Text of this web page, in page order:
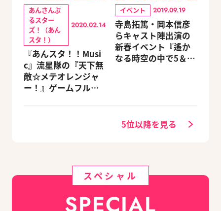
あんさんぶ
るスター
ズ！（あん
スタ！）
2020.02.14
『あんスタ！！Musi
c』流星隊の『天下無
敵☆メテオレンジャ
ー！』ゲームフルサ
イベント 2019.09.19
寺島拓篤・岡本信彦
らキャスト陣出演の
新春イベント『遙か
なる時空の中で5＆6
5位以降を見る
スペシャル
SPECIAL